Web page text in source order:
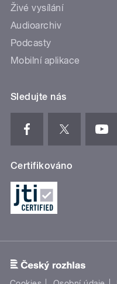
Živé vysílání
Audioarchiv
Podcasty
Mobilní aplikace
Sledujte nás
Certifikováno